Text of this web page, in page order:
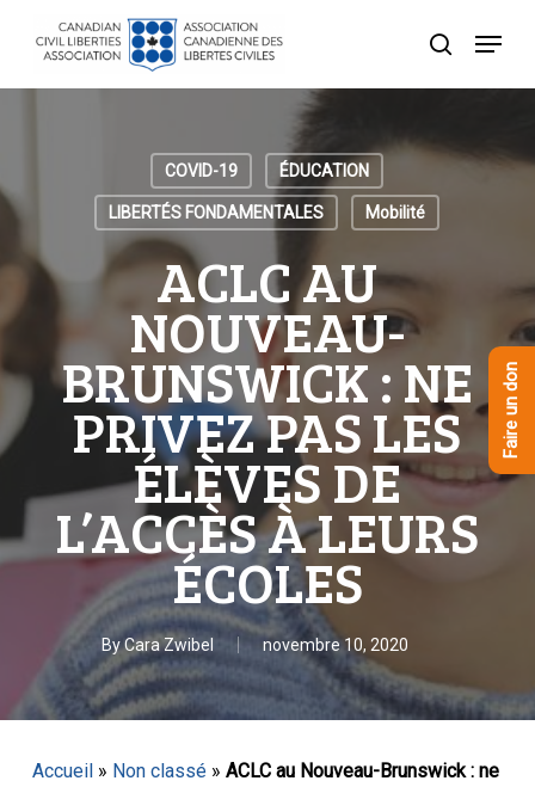
recherche
Menu
COVID-19 ÉDUCATION
LIBERTÉS FONDAMENTALES Mobilité
ACLC AU
NOUVEAU-
BRUNSWICK : NE
PRIVEZ PAS LES
ÉLÈVES DE
L’ACCÈS À LEURS
ÉCOLES
ByCara Zwibel novembre 10, 2020
Accueil» Non classé» ACLC au Nouveau-Brunswick : ne
Faire un don